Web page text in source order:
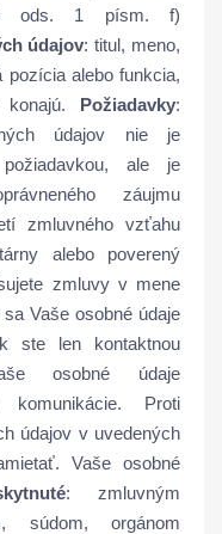
ods. 1 písm. f)
údajov: titul, meno,
pozícia alebo funkcia,
Požiadavky:
údajov nie je
ale je
záujmu
zmluvného vzťahu
alebo poverený
zmluvy v mene
Vaše osobné údaje
ste len kontaktnou
osobné údaje
Proti
údajov v uvedených
Vaše osobné
: zmluvným
súdom, orgánom